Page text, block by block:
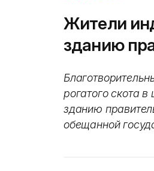
Жители
зданию
рогатого скота
зданию
обещанной